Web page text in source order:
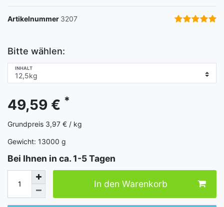
Artikelnummer 3207
Bitte wählen:
INHALT
49,59 € *
Grundpreis 3,97 € / kg
Gewicht: 13000 g
Bei Ihnen in ca. 1-5 Tagen
In den Warenkorb